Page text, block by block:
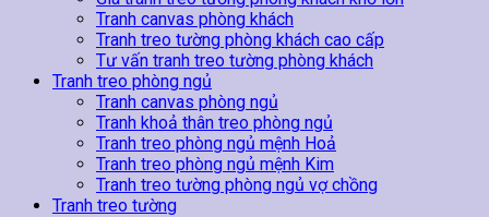
Tranh canvas phòng khách
Tranh treo tường phòng khách cao cấp
Tư vấn tranh treo tường phòng khách
Tranh treo phòng ngủ
Tranh canvas phòng ngủ
Tranh khoả thân treo phòng ngủ
Tranh treo phòng ngủ mệnh Hoả
Tranh treo phòng ngủ mệnh Kim
Tranh treo tường phòng ngủ vợ chồng
Tranh treo tường